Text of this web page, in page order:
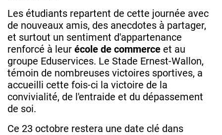
Les étudiants repartent de cette journée avec
de nouveaux amis, des anecdotes à partager,
et surtout un sentiment d'appartenance
renforcé à leur école de commerce et au
groupe Eduservices. Le Stade Ernest-Wallon,
témoin de nombreuses victoires sportives, a
accueilli cette fois-ci la victoire de la
convivialité, de l'entraide et du dépassement
de soi.
Ce 23 octobre restera une date clé dans